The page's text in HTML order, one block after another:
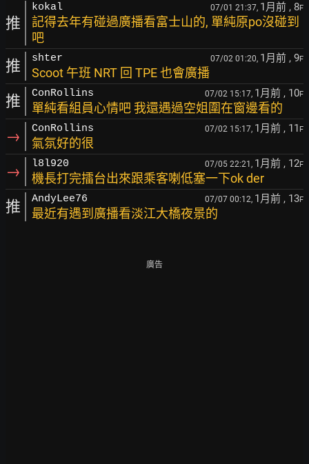
推
kokal 07/01 21:37, 1月前 , 8F
記得去年有碰過廣播看富士山的, 單純原po沒碰到
吧
推 shter 07/02 01:20, 1月前 , 9F
Scoot 午班 NRT 回 TPE 也會廣播
推 ConRollins 07/02 15:17, 1月前 , 10F
單純看組員心情吧 我還遇過空姐圍在窗邊看的
→ ConRollins 07/02 15:17, 1月前 , 11 F
氣氛好的很
→ l8l920 07/05 22:21, 1月前 , 12F
機長打完擂台出來跟乘客喇低塞一下ok der
推 AndyLee76 07/07 00:12, 1月前 , 13F
最近有遇到廣播看淡江大橋夜景的
廣告